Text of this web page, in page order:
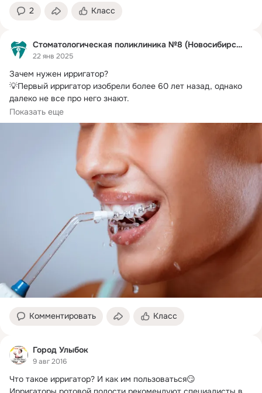
2 Класс
Стоматологическая поликлиника №8 (Новосибирск)
22 янв 2025
Зачем нужен ирригатор?
💡Первый ирригатор изобрели более 60 лет назад, однако
далеко не все про него знают.
Ирригатор — аппарат, который...
Показать еще
Комментировать Класс
Город Улыбок
9 авг 2016
Что такое ирригатор? И как им пользоваться😏